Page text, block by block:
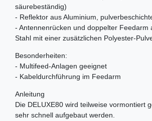
säurebeständig)
- Reflektor aus Aluminium,
- Antennenrücken und doppelter Feedarm
Stahl mit einer zusätzlichen Polyester-
Besonderheiten:
- Multifeed-Anlagen geeignet
- Kabeldurchführung im Feedarm
Anleitung
Die DELUXE80 wird teilweise vormontiert
sehr schnell aufgebaut werden.